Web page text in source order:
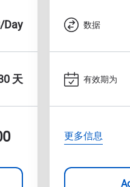
Day
天
数据
有效期为
更多信息